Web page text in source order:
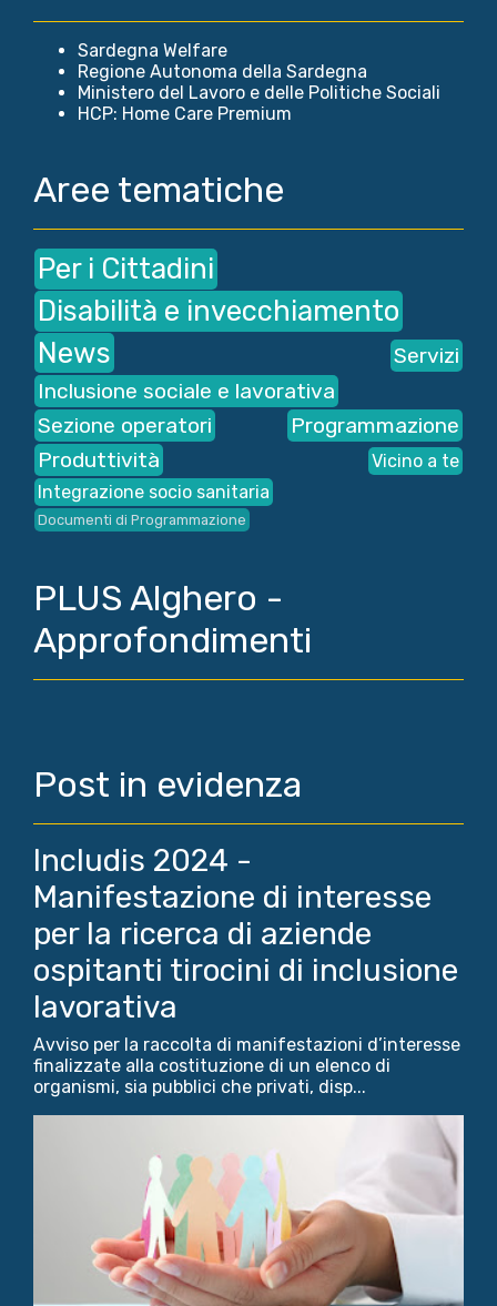
Sardegna Welfare
Regione Autonoma della Sardegna
Ministero del Lavoro e delle Politiche Sociali
HCP: Home Care Premium
Aree tematiche
Per i Cittadini
Disabilità e invecchiamento
News
Servizi
Inclusione sociale e lavorativa
Sezione operatori
Programmazione
Produttività
Vicino a te
Integrazione socio sanitaria
Documenti di Programmazione
PLUS Alghero -
Approfondimenti
Post in evidenza
Includis 2024 -
Manifestazione di interesse
per la ricerca di aziende
ospitanti tirocini di inclusione
lavorativa
Avviso per la raccolta di manifestazioni d’interesse
finalizzate alla costituzione di un elenco di
organismi, sia pubblici che privati, disp...